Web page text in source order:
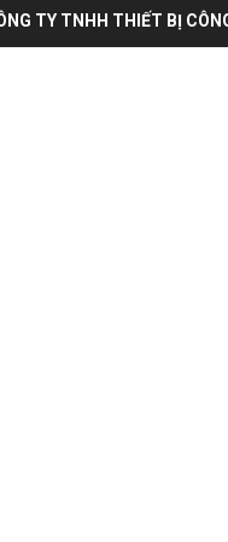
TY TNHH THIẾT BỊ